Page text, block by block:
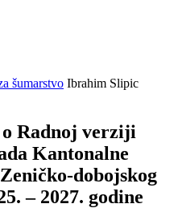
šumarstvo Ibrahim Slipic
Radnoj verziji
Kantonalne
dobojskog
– 2027. godine